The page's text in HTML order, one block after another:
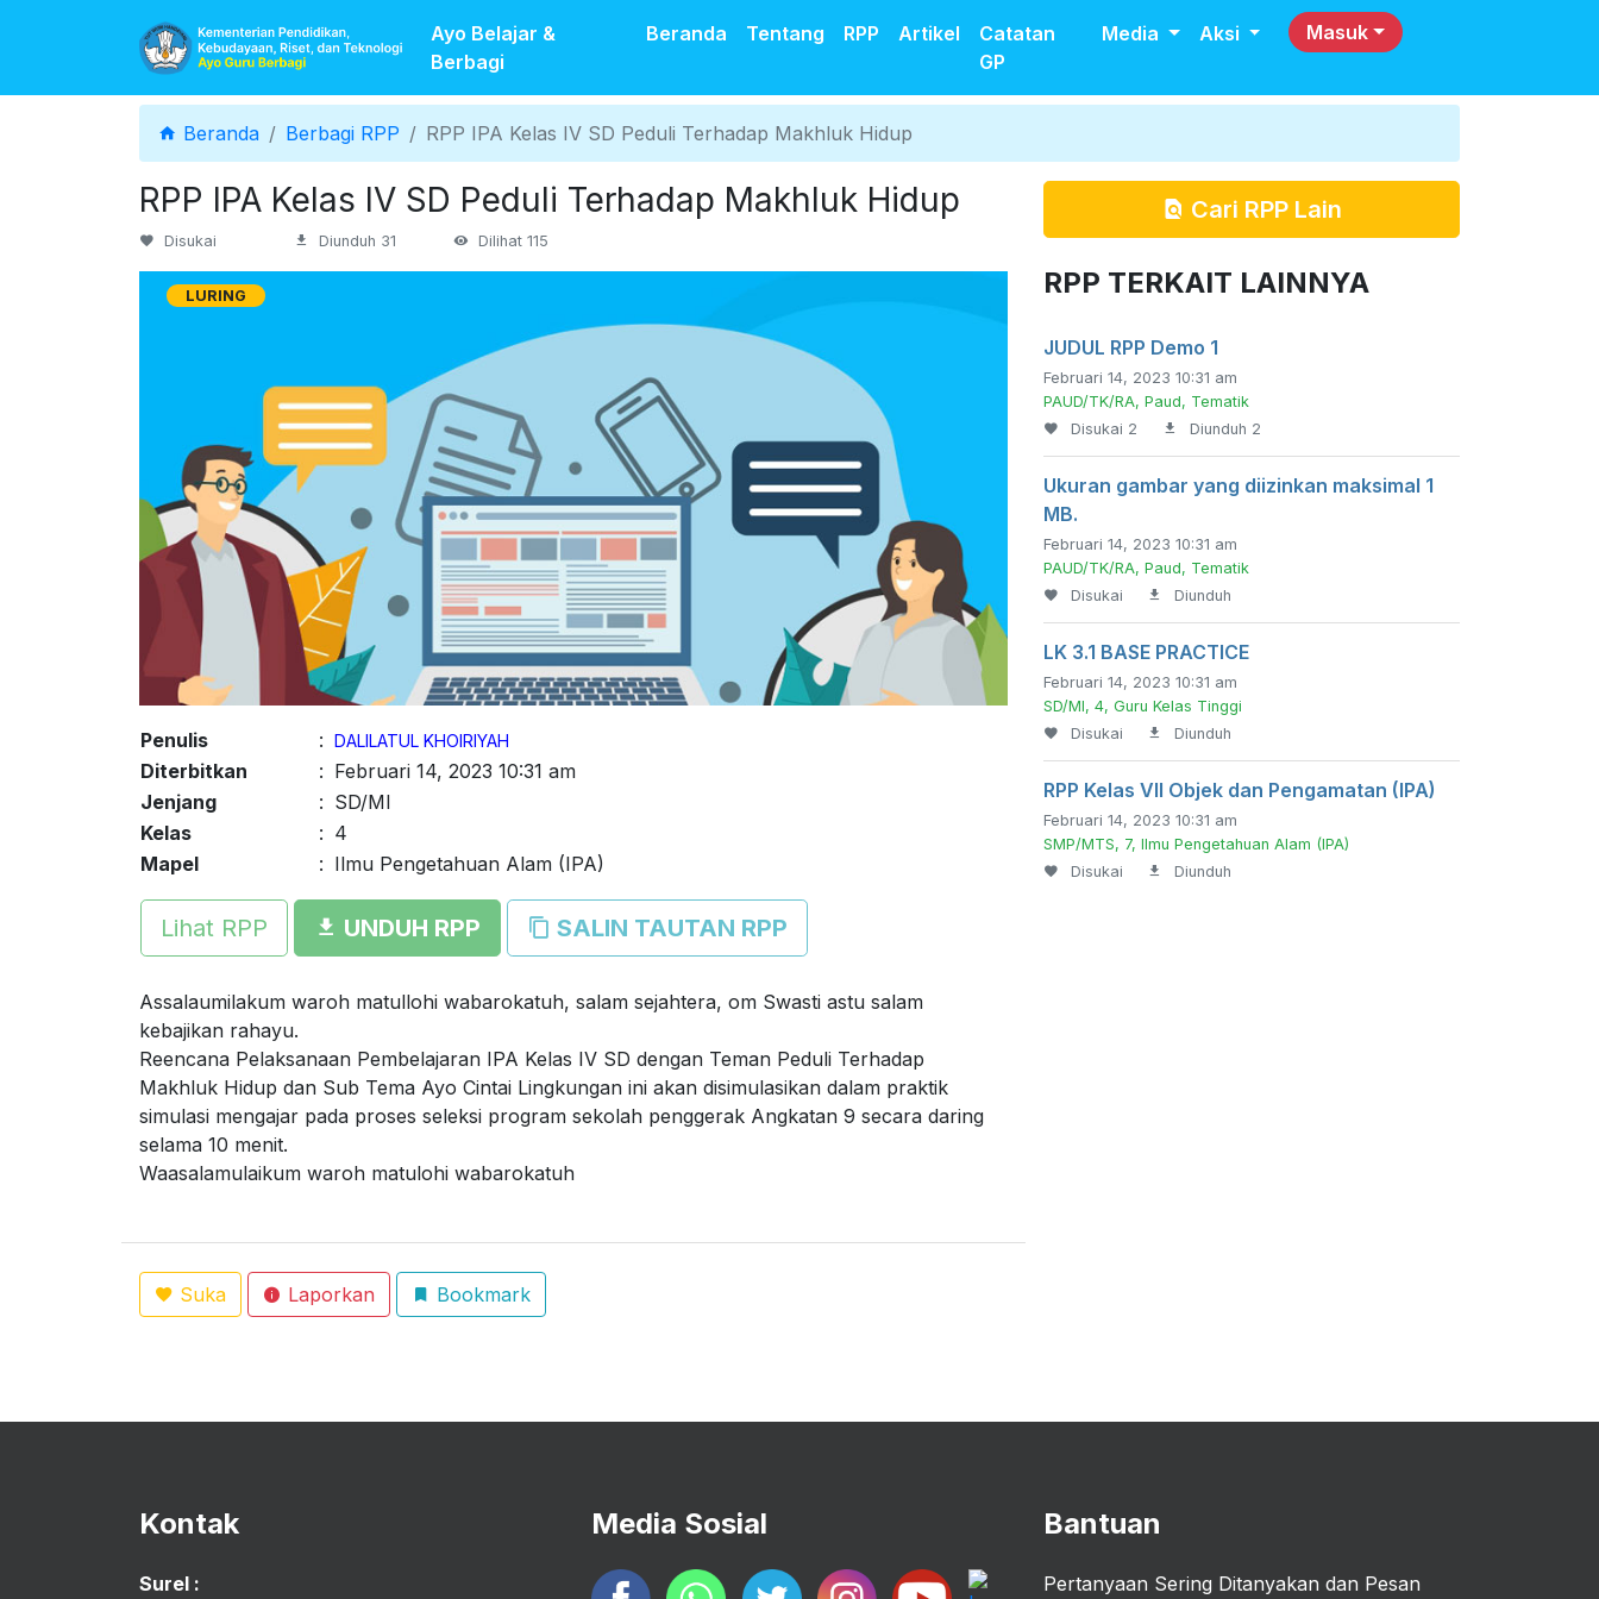
Ayo Belajar &
Berbagi
Beranda Tentang RPP Artikel
Catatan
GP
Media Aksi
Masuk
Beranda
Beranda Berbagi RPP RPP IPA Kelas IV SD Peduli Terhadap Makhluk Hidup
RPP IPA Kelas IV SD Peduli Terhadap Makhluk Hidup
Disukai Diunduh 31 Dilihat 115
LURING
Penulis : DALILATUL KHOIRIYAH
Diterbitkan : Februari 14, 2023 10:31 am
Jenjang
: SD/MI
Kelas
: 4
Mapel
: Ilmu Pengetahuan Alam (IPA)
Lihat RPP UNDUH RPP SALIN TAUTAN RPP
Assalaumilakum waroh matullohi wabarokatuh, salam sejahtera, om Swasti astu salam
kebajikan rahayu.
Reencana Pelaksanaan Pembelajaran IPA Kelas IV SD dengan Teman Peduli Terhadap
Makhluk Hidup dan Sub Tema Ayo Cintai Lingkungan ini akan disimulasikan dalam praktik
simulasi mengajar pada proses seleksi program sekolah penggerak Angkatan 9 secara daring
selama 10 menit.
Waasalamulaikum waroh matulohi wabarokatuh
Suka Laporkan Bookmark
Cari RPP Lain
RPP TERKAIT LAINNYA
JUDUL RPP Demo 1
Februari 14, 2023 10:31 am
PAUD/TK/RA, Paud, Tematik
Disukai 2
Diunduh 2
Ukuran gambar yang diizinkan maksimal 1
MB.
Februari 14, 2023 10:31 am
PAUD/TK/RA, Paud, Tematik
Disukai
Diunduh
LK 3.1 BASE PRACTICE
Februari 14, 2023 10:31 am
SD/MI, 4, Guru Kelas Tinggi
Disukai
Diunduh
RPP Kelas VII Objek dan Pengamatan (IPA)
Februari 14, 2023 10:31 am
SMP/MTS, 7, Ilmu Pengetahuan Alam (IPA)
Disukai
Diunduh
Kontak
Surel :
Media Sosial Bantuan
Pertanyaan Sering Ditanyakan dan Pesan